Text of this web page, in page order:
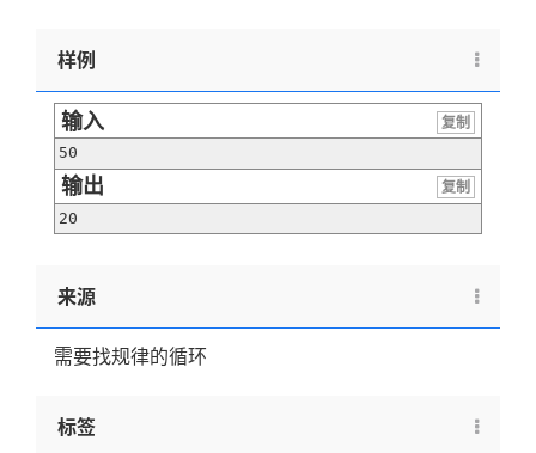
样例
输入
复制
50
输出
复制
20
来源
需要找规律的循环
标签